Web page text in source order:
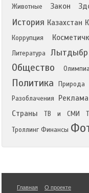
Животные
Закон
История Казахстан
Коррупция
Литература Лытдыбр
Общество
Политика Природа
Разоблачения
Реклама
Страны
ТВ и СМИ
Троллинг Финансы
Главная О проекте